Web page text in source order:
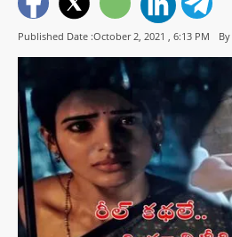
Published Date :October 2, 2021 , 6:13 PM By